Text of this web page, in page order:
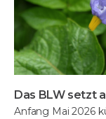
Das BLW setzt
Anfang Mai 2026